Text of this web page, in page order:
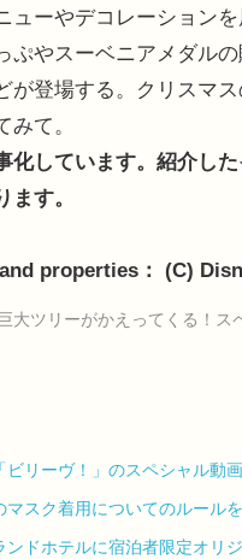
ューやデコレーション
ぷやスーベニアメダル
が登場する。クリスマ
て。
しています。紹介し
す。
properties： (C)
大ツリーがかえってくる！
ビリーヴ！」のスペシャル
マスク着用についてのルール
ンドホテルに宿泊者限定オ